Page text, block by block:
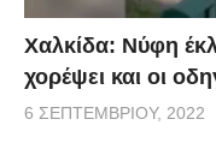
Χαλκίδα: Νύφη
χορέψει και οι
6 ΣΕΠΤΕΜΒΡΊΟΥ, 2022